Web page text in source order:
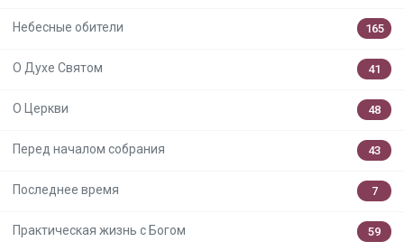
Небесные обители 165
О Духе Святом 41
О Церкви 48
Перед началом собрания 43
Последнее время 7
Практическая жизнь с Богом 59